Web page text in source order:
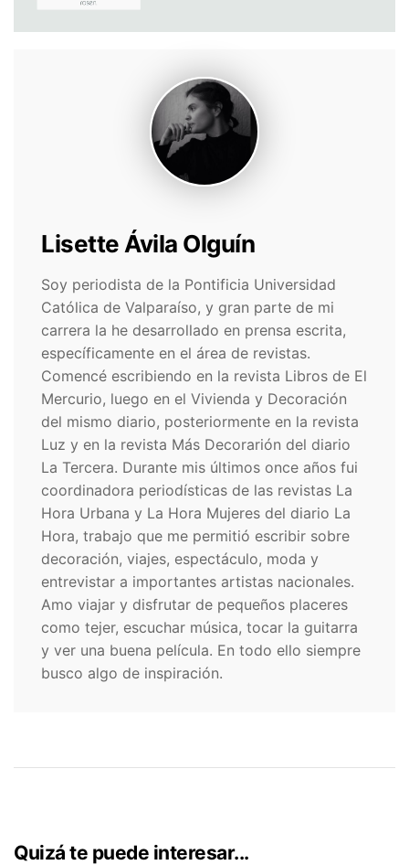
Lisette Ávila Olguín
Soy periodista de la Pontificia Universidad
Católica de Valparaíso, y gran parte de mi
carrera la he desarrollado en prensa escrita,
específicamente en el área de revistas.
Comencé escribiendo en la revista Libros de El
Mercurio, luego en el Vivienda y Decoración
del mismo diario, posteriormente en la revista
Luz y en la revista Más Decorarión del diario
La Tercera. Durante mis últimos once años fui
coordinadora periodísticas de las revistas La
Hora Urbana y La Hora Mujeres del diario La
Hora, trabajo que me permitió escribir sobre
decoración, viajes, espectáculo, moda y
entrevistar a importantes artistas nacionales.
Amo viajar y disfrutar de pequeños placeres
como tejer, escuchar música, tocar la guitarra
y ver una buena película. En todo ello siempre
busco algo de inspiración.
Quizá te puede interesar...